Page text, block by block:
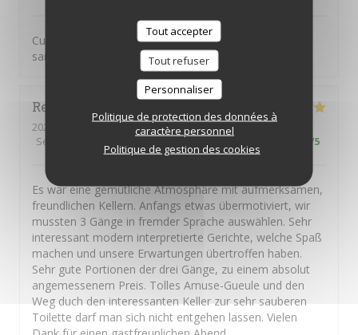
Tout accepter
Tout refuser
Personnaliser
Politique de protection des données à
caractère personnel
Politique de gestion des cookies
Cuisine excellente et généreuse. Service impeccable et
sans chichi
René
2026-05-14
- 19:00 - Couverts 2
Service
Ambiance:5/5 Cuisine:5/5 /5
Es war eine gemütliche Atmosphäre mit aufmerksamen,
freundlichen Kellern. Anfangs etwas übermotiviert, wir
mussten 3 Gänge in fremder Sprache auswählen. Sehr
interessant modern interpretierte Gerichte, welche Spaß
machen und unsere Erwartungen übertroffen haben.
Sehr gute Portionen der drei Gänge, zu einem absolut
angemessenem Preis. Tolles Amuse-Gueule und den
Weg duch den interessanten Keller zur sehr sauberen
Toilette darf man sich nicht entgehen lassen. Vielen